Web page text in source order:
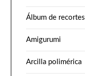
Álbum de recortes
Amigurumi
Arcilla polimérica